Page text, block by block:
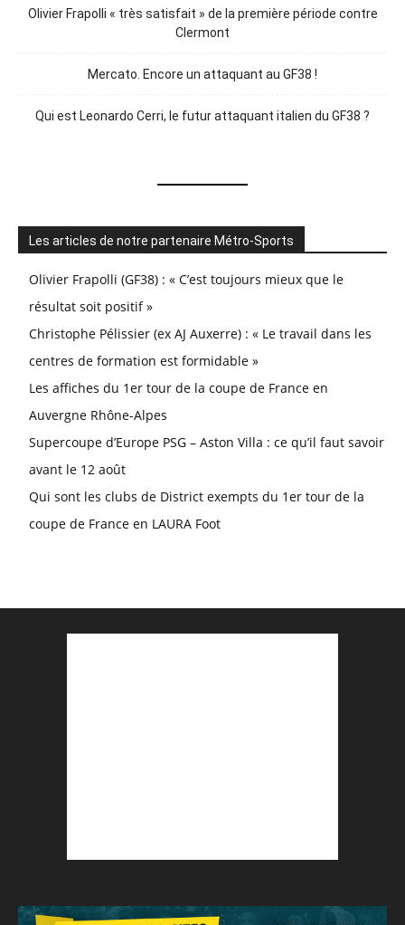
Olivier Frapolli « très satisfait » de la première période contre
Clermont
Mercato. Encore un attaquant au GF38 !
Qui est Leonardo Cerri, le futur attaquant italien du GF38 ?
Les articles de notre partenaire Métro-Sports
Olivier Frapolli (GF38) : « C’est toujours mieux que le
résultat soit positif »
Christophe Pélissier (ex AJ Auxerre) : « Le travail dans les
centres de formation est formidable »
Les affiches du 1er tour de la coupe de France en
Auvergne Rhône-Alpes
Supercoupe d’Europe PSG – Aston Villa : ce qu’il faut savoir
avant le 12 août
Qui sont les clubs de District exempts du 1er tour de la
coupe de France en LAURA Foot